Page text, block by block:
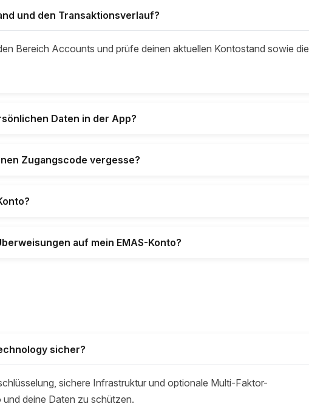
und den Transaktionsverlauf?
Bereich Accounts und prüfe deinen aktuellen Kontostand sowie die
Daten in der App?
Zugangscode vergesse?
auf mein EMAS-Konto?
sicher?
sichere Infrastruktur und optionale Multi-Faktor-
deine Daten zu schützen.